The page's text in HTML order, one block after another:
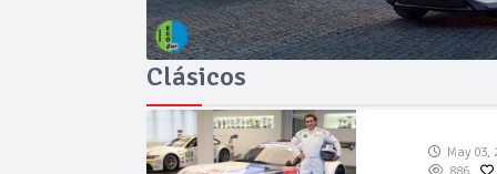
Clásicos
May 03,